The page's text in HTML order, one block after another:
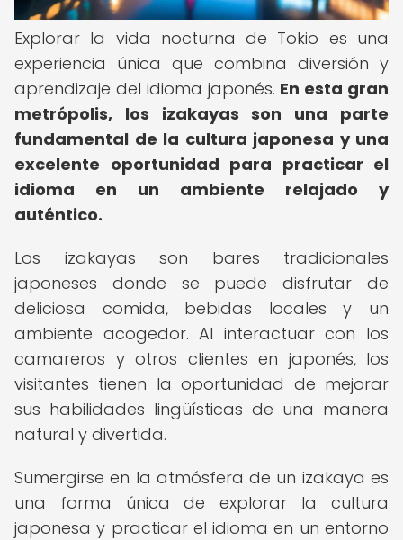
Explorar la vida nocturna de Tokio es una
experiencia única que combina diversión y
aprendizaje del idioma japonés. En esta gran
metrópolis, los izakayas son una parte
fundamental de la cultura japonesa y una
excelente oportunidad para practicar el
idioma en un ambiente relajado y
auténtico.
Los izakayas son bares tradicionales
japoneses donde se puede disfrutar de
deliciosa comida, bebidas locales y un
ambiente acogedor. Al interactuar con los
camareros y otros clientes en japonés, los
visitantes tienen la oportunidad de mejorar
sus habilidades lingüísticas de una manera
natural y divertida.
Sumergirse en la atmósfera de un izakaya es
una forma única de explorar la cultura
japonesa y practicar el idioma en un entorno